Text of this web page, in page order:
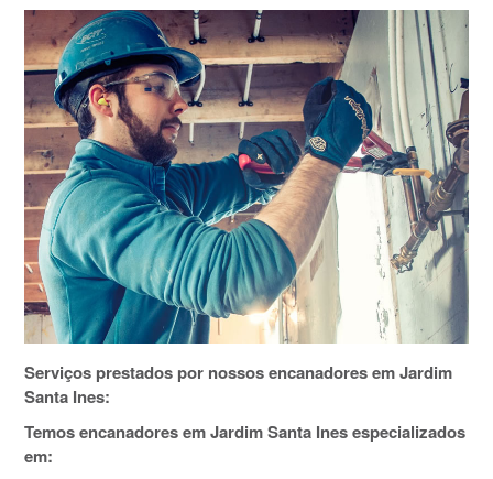
Serviços prestados por nossos encanadores em Jardim
Santa Ines:
Temos encanadores em Jardim Santa Ines especializados
em: